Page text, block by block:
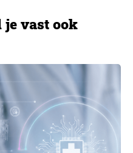
je vast ook